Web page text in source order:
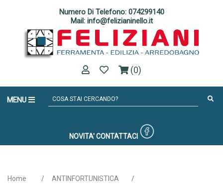
Numero Di Telefono: 074299140
Mail: info@felizianinello.it
(0)
MENU
NOVITA' CONTATTACI
Home / ANTINFORTUNISTICA /